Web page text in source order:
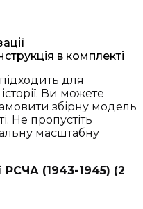
в комплекті
для
Ви можете
збірну модель
Не пропустіть
масштабну
РСЧА (1943-1945) (2